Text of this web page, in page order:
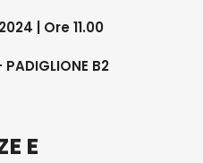
| Ore 11.00
PADIGLIONE B2
E